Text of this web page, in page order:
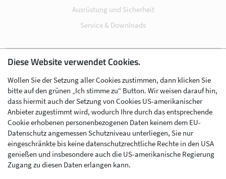
Ausrüstung und Sicherheit
Service & Downloads
Impressum
Datenschutz
Cookie-Einstellungen
AGB
Kontakt
Werben im Skibergsteigen
Diese Website verwendet Cookies.
Wollen Sie der Setzung aller Cookies zustimmen, dann klicken Sie
bitte auf den grünen „Ich stimme zu“ Button. Wir weisen darauf hin,
dass hiermit auch der Setzung von Cookies US-amerikanischer
Anbieter zugestimmt wird, wodurch Ihre durch das entsprechende
Cookie erhobenen personenbezogenen Daten keinem dem EU-
Datenschutz angemessen Schutzniveau unterliegen, Sie nur
eingeschränkte bis keine datenschutzrechtliche Rechte in den USA
genießen und insbesondere auch die US-amerikanische Regierung
Zugang zu diesen Daten erlangen kann.